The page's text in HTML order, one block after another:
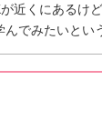
近くにあるけ
でみたいとい